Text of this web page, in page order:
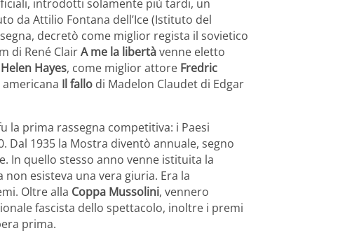
introdotti solamente più tardi, un
da Attilio Fontana dell’Ice (Istituto del
decretò come miglior regista il sovietico
di René ClairA me la libertàvenne eletto
Helen Hayes, come miglior attore Fredric
Il fallo di Madelon Claudet di Edgar
la prima rassegna competitiva: i Paesi
1935 la Mostra diventò annuale, segno
In quello stesso anno venne istituita la
esisteva una vera giuria. Era la
Oltre alla Coppa Mussolini, vennero
fascista dello spettacolo, inoltre i premi
prima.